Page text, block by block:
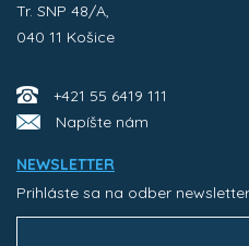
Tr. SNP 48/A,
040 11 Košice
+421 55 6419 111
Napíšte nám
NEWSLETTER
Prihláste sa na odber